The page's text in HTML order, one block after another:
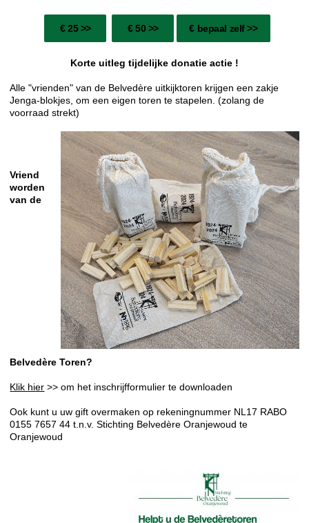
€ 25 >> € 50 >> € bepaal zelf >>
Korte uitleg tijdelijke donatie actie !
Alle "vrienden" van de Belvedère uitkijktoren krijgen een zakje
Jenga-blokjes, om een eigen toren te stapelen. (zolang de
voorraad strekt)
Vriend
worden
van de
Belvedère Toren?
Klik hier >> om het inschrijfformulier te downloaden
Ook kunt u uw gift overmaken op rekeningnummer NL17 RABO
0155 7657 44 t.n.v. Stichting Belvedère Oranjewoud te
Oranjewoud